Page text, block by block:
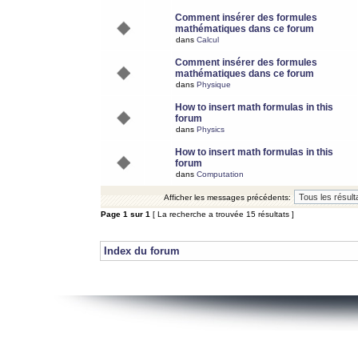
Comment insérer des formules
mathématiques dans ce forum
dans Calcul
Comment insérer des formules
mathématiques dans ce forum
dans Physique
How to insert math formulas in this
forum
dans Physics
How to insert math formulas in this
forum
dans Computation
Afficher les messages précédents:
Page 1 sur 1 [ La recherche a trouvée 15 résultats ]
Index du forum